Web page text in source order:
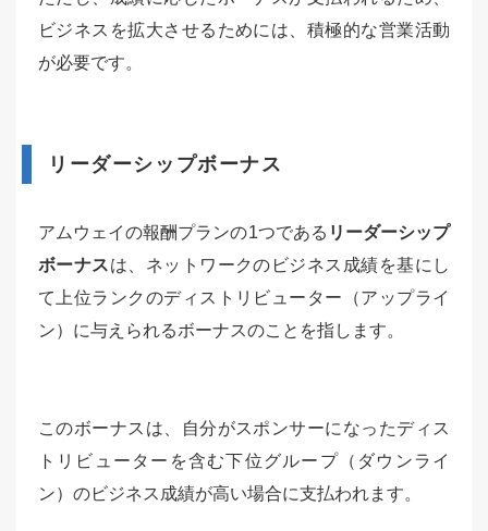
ビジネスを拡大させるためには、積極的な営業活動
が必要です。
リーダーシップボーナス
アムウェイの報酬プランの1つである リーダーシップ
ボーナスは、ネットワークのビジネス成績を基にし
て上位ランクのディストリビューター（アップライ
ン）に与えられるボーナスのことを指します。
このボーナスは、自分がスポンサーになったディス
トリビューターを含む下位グループ（ダウンライ
ン）のビジネス成績が高い場合に支払われます。